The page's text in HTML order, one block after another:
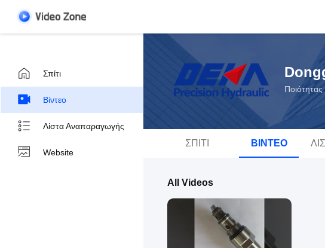
Σπίτι
Βίντεο
Λίστα Αναπαραγωγής
Website
ΣΠΊΤΙ ΒΊΝΤΕΟ
All Videos